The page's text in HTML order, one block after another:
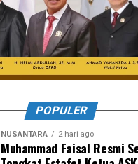
POPULER
NUSANTARA 2 hari ago
Muhammad Faisal Resmi